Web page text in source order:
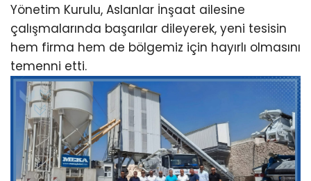
Yönetim Kurulu, Aslanlar İnşaat ailesine
çalışmalarında başarılar dileyerek, yeni tesisin
hem firma hem de bölgemiz için hayırlı olmasını
temenni etti.